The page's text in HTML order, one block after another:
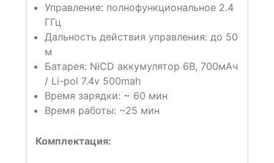
Управление: полнофункциональное 2.4
ГГц
Дальность действия управления: до 50
м
Батарея: NiCD аккумулятор 6В, 700мАч
/ Li-pol 7.4v 500mah
Время зарядки: ~ 60 мин
Время работы: ~25 мин
Комплектация: